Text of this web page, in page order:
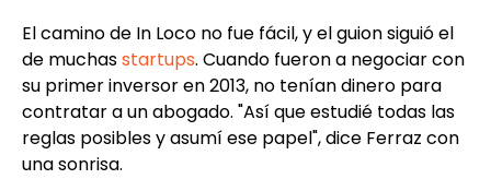
El camino de In Loco no fue fácil, y el guion siguió el
de muchasstartups. Cuando fueron a negociar con
su primer inversor en 2013, no tenían dinero para
contratar a un abogado. "Así que estudié todas las
reglas posibles y asumí ese papel", dice Ferraz con
una sonrisa.